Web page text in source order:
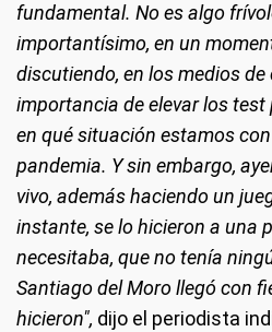
fundamental. No es algo
importantísimo, en un
discutiendo, en los medios
importancia de elevar los
en qué situación estamos
pandemia. Y sin embargo,
vivo, además haciendo un
instante, se lo hicieron a una
necesitaba, que no tenía
Santiago del Moro llegó con
hicieron", dijo el periodista